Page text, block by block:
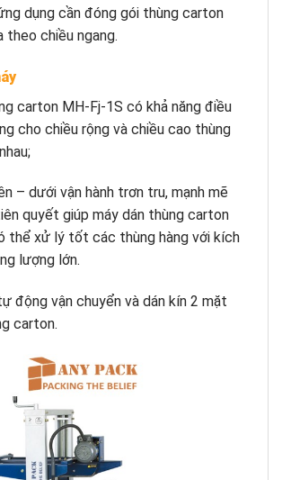
dụng cần đóng gói thùng carton
theo chiều ngang.
carton MH-Fj-1S có khả năng điều
cho chiều rộng và chiều cao thùng
– dưới vận hành trơn tru, mạnh mẽ
quyết giúp máy dán thùng carton
thể xử lý tốt các thùng hàng với kích
lượng lớn.
động vận chuyển và dán kín 2 mặt
carton.